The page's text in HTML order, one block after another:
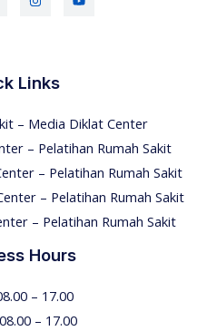
Links
– Media Diklat Center
– Pelatihan Rumah Sakit
– Pelatihan Rumah Sakit
– Pelatihan Rumah Sakit
– Pelatihan Rumah Sakit
Hours
– 17.00
– 17.00